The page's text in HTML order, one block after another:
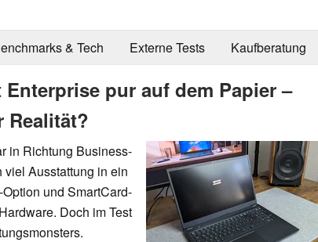
& Tech Externe Tests Kaufberatung
pur auf dem Papier –
Realität?
in Richtung Business-
Ausstattung in ein
und SmartCard-
Doch im Test